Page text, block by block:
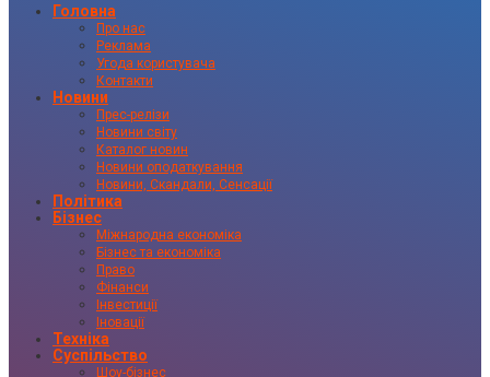
Головна
Про нас
Реклама
Угода користувача
Контакти
Новини
Прес-релізи
Новини світу
Каталог новин
Новини оподаткування
Новини, Скандали, Сенсації
Політика
Бізнес
Міжнародна економіка
Бізнес та економіка
Право
Фінанси
Інвестиції
Іновації
Техніка
Суспільство
Шоу-бізнес